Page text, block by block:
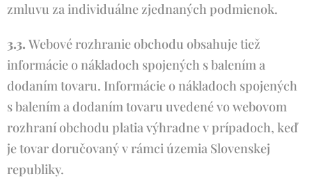
zmluvu za individuálne zjednaných podmienok.
3.3. Webové rozhranie obchodu obsahuje tiež
informácie o nákladoch spojených s balením a
dodaním tovaru. Informácie o nákladoch spojených
s balením a dodaním tovaru uvedené vo webovom
rozhraní obchodu platia výhradne v prípadoch, keď
je tovar doručovaný v rámci územia Slovenskej
republiky.